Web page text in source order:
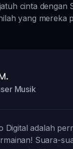
cinta dengan
yang mereka
Musik
Digital adalah
Suara-